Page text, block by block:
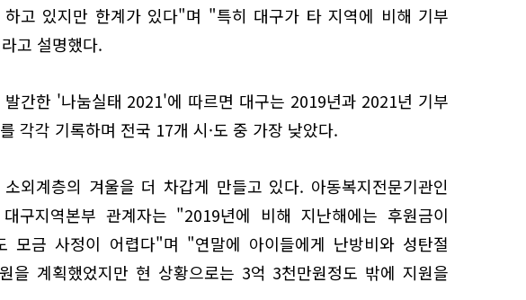
고 있지만 한계가 있다"며 "특히 대구가 타 지역에 비해 기부
고 설명했다.
발간한 '나눔실태 2021'에 따르면 대구는 2019년과 2021년 기부
각각 기록하며 전국 17개 시·도 중 가장 낮았다.
외계층의 겨울을 더 차갑게 만들고 있다. 아동복지전문기관인
구지역본부 관계자는 "2019년에 비해 지난해에는 후원금이
모금 사정이 어렵다"며 "연말에 아이들에게 난방비와 성탄절
을 계획했었지만 현 상황으로는 3억 3천만원정도 밖에 지원을